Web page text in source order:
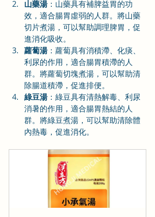
山藥湯：山藥具有補脾益胃的功
效，適合腸胃虛弱的人群。將山藥
切片煮湯，可以幫助調理脾胃，促
進消化吸收。
蘿蔔湯：蘿蔔具有消積滯、化痰、
利尿的作用，適合腸胃積滯的人
群。將蘿蔔切塊煮湯，可以幫助清
除腸道積滯，促進排便。
綠豆湯：綠豆具有清熱解毒、利尿
消暑的作用，適合腸胃熱結的人
群。將綠豆煮湯，可以幫助清除體
內熱毒，促進消化。